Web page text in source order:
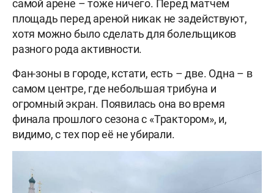
самой арене – тоже ничего. Перед матчем
площадь перед ареной никак не задействуют,
хотя можно было сделать для болельщиков
разного рода активности.
Фан-зоны в городе, кстати, есть – две. Одна – в
самом центре, где небольшая трибуна и
огромный экран. Появилась она во время
финала прошлого сезона с «Трактором», и,
видимо, с тех пор её не убирали.